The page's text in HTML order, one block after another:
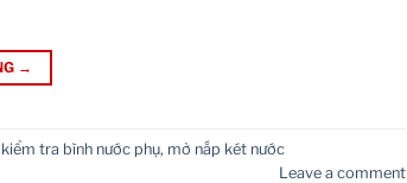
→
kiểm tra bình nước phụ, mở nắp két nước
Leave a comment